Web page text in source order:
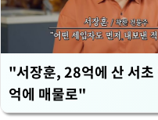
"서장훈, 28억에 산 서
억에 매물로"